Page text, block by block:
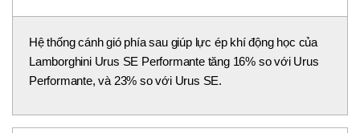
khuếch tán carbon cỡ lớn, cánh gió sau thể thao và các chi
tiết khí động học được tối ưu nhằm tăng lực ép, đồng thời
tạo cảm giác bề ngang rộng và đầy uy lực hơn.